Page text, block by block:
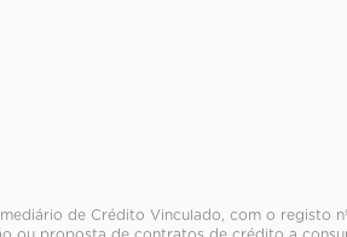
de Crédito Vinculado, com o